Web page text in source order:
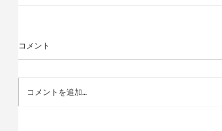
コメント
コメントを追加…